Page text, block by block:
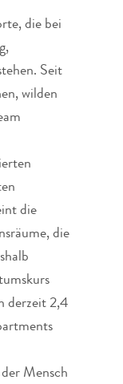
die bei
Seit
wilden
die
die
derzeit 2,4
Mensch